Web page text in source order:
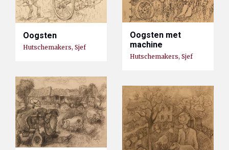
Oogsten
Hutschemakers, Sjef
Oogsten met
machine
Hutschemakers, Sjef